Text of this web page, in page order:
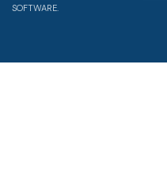
SOFTWARE.